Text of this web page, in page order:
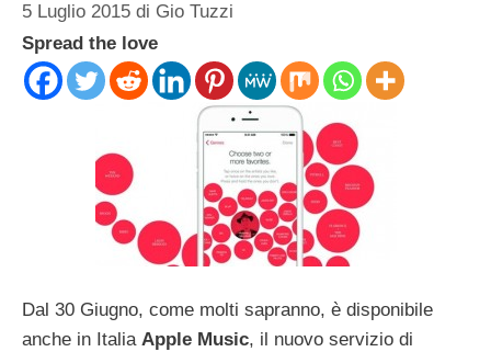
5 Luglio 2015 di Gio Tuzzi
Spread the love
Dal 30 Giugno, come molti sapranno, è disponibile
anche in Italia Apple Music, il nuovo servizio di